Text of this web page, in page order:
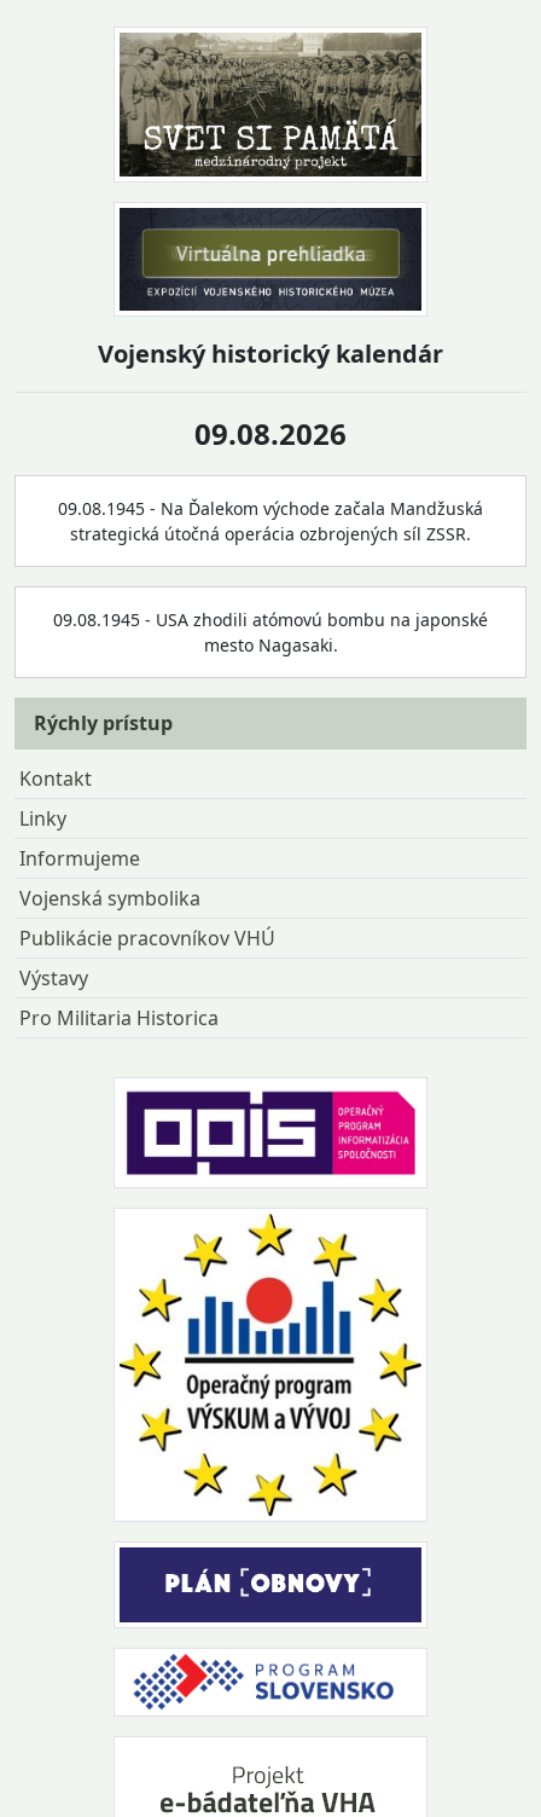
Vojenský historický kalendár
09.08.2026
09.08.1945 - Na Ďalekom východe začala Mandžuská
strategická útočná operácia ozbrojených síl ZSSR.
09.08.1945 - USA zhodili atómovú bombu na japonské
mesto Nagasaki.
Rýchly prístup
Kontakt
Linky
Informujeme
Vojenská symbolika
Publikácie pracovníkov VHÚ
Výstavy
Pro Militaria Historica